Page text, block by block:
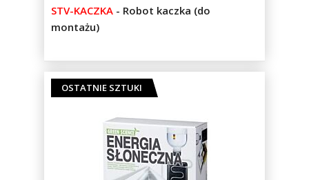
%
100
STV-KACZKA - Robot kaczka (do
montażu)
OSTATNIE SZTUKI